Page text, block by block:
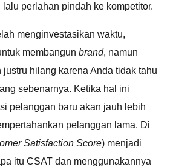
perlahan pindah ke kompetitor.
menginvestasikan waktu,
membangun brand, namun
justru hilang karena Anda tidak tahu
sebenarnya. Ketika hal ini
pelanggan baru akan jauh lebih
pelanggan lama. Di
Satisfaction Score) menjadi
itu CSAT dan menggunakannya